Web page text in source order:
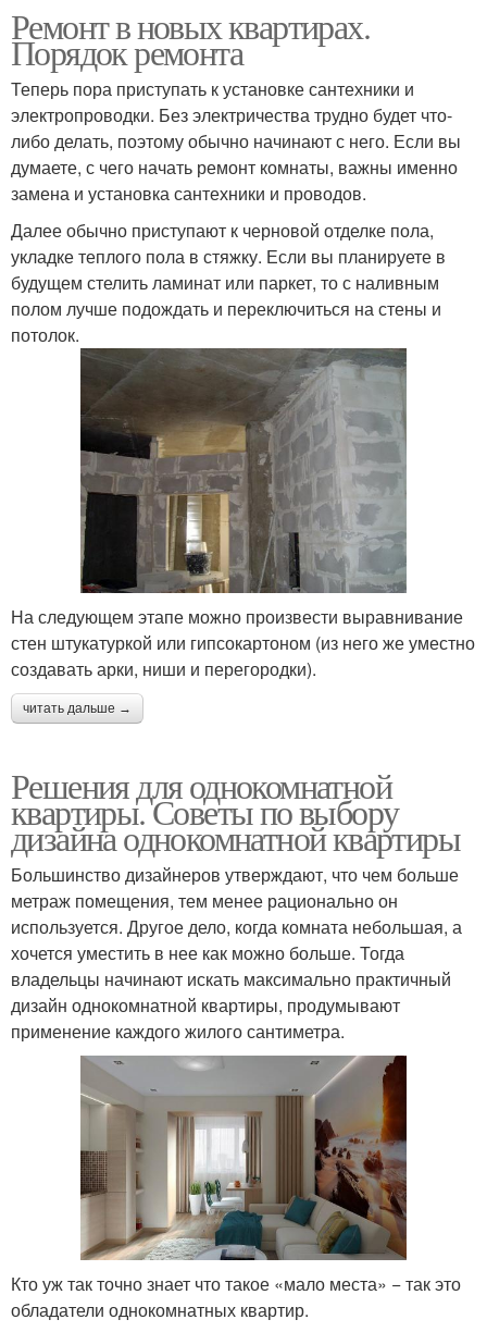
Ремонт в новых квартирах.
Порядок ремонта
Теперь пора приступать к установке сантехники и
электропроводки. Без электричества трудно будет что-
либо делать, поэтому обычно начинают с него. Если вы
думаете, с чего начать ремонт комнаты, важны именно
замена и установка сантехники и проводов.
Далее обычно приступают к черновой отделке пола,
укладке теплого пола в стяжку. Если вы планируете в
будущем стелить ламинат или паркет, то с наливным
полом лучше подождать и переключиться на стены и
потолок.
На следующем этапе можно произвести выравнивание
стен штукатуркой или гипсокартоном (из него же уместно
создавать арки, ниши и перегородки).
читать дальше →
Решения для однокомнатной
квартиры. Советы по выбору
дизайна однокомнатной квартиры
Большинство дизайнеров утверждают, что чем больше
метраж помещения, тем менее рационально он
используется. Другое дело, когда комната небольшая, а
хочется уместить в нее как можно больше. Тогда
владельцы начинают искать максимально практичный
дизайн однокомнатной квартиры, продумывают
применение каждого жилого сантиметра.
Кто уж так точно знает что такое «мало места» − так это
обладатели однокомнатных квартир.